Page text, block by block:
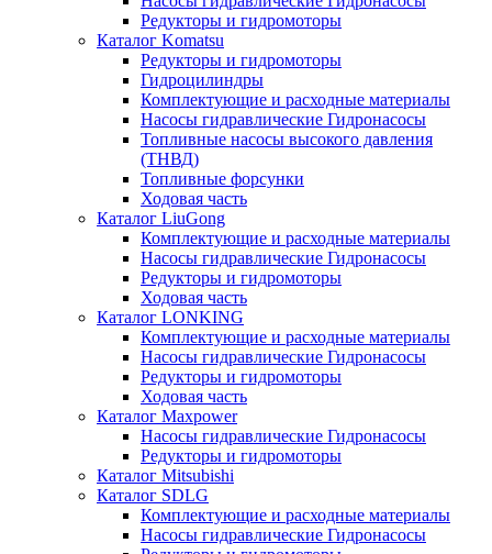
Редукторы и гидромоторы
Каталог Komatsu
Редукторы и гидромоторы
Гидроцилиндры
Комплектующие и расходные материалы
Насосы гидравлические Гидронасосы
Топливные насосы высокого давления
(ТНВД)
Топливные форсунки
Ходовая часть
Каталог LiuGong
Комплектующие и расходные материалы
Насосы гидравлические Гидронасосы
Редукторы и гидромоторы
Ходовая часть
Каталог LONKING
Комплектующие и расходные материалы
Насосы гидравлические Гидронасосы
Редукторы и гидромоторы
Ходовая часть
Каталог Maxpower
Насосы гидравлические Гидронасосы
Редукторы и гидромоторы
Каталог Mitsubishi
Каталог SDLG
Комплектующие и расходные материалы
Насосы гидравлические Гидронасосы